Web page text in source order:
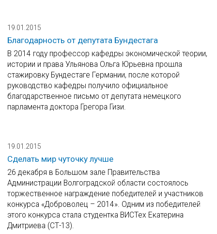
19.01.2015
Благодарность от депутата Бундестага
В 2014 году профессор кафедры экономической теории,
истории и права Ульянова Ольга Юрьевна прошла
стажировку Бундестаге Германии, после которой
руководство кафедры получило официальное
благодарственное письмо от депутата немецкого
парламента доктора Грегора Гизи.
19.01.2015
Сделать мир чуточку лучше
26 декабря в Большом зале Правительства
Администрации Волгоградской области состоялось
торжественное награждение победителей и участников
конкурса «Доброволец – 2014». Одним из победителей
этого конкурса стала студентка ВИСТех Екатерина
Дмитриева (СТ-13).